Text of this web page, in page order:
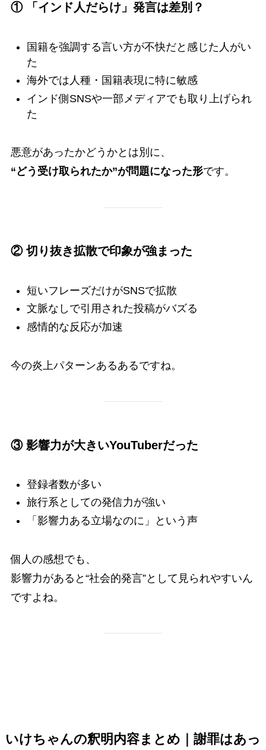
① 「インド人だらけ」発言は差別？
国籍を強調する言い方が不快だと感じた人がい
た
海外では人種・国籍表現に特に敏感
インド側SNSや一部メディアでも取り上げられ
た
悪意があったかどうかとは別に、
“どう受け取られたか”が問題になった形です。
② 切り抜き拡散で印象が強まった
短いフレーズだけがSNSで拡散
文脈なしで引用された投稿がバズる
感情的な反応が加速
今の炎上パターンあるあるですね。
③ 影響力が大きいYouTuberだった
登録者数が多い
旅行系としての発信力が強い
「影響力ある立場なのに」という声
個人の感想でも、
影響力があると“社会的発言”として見られやすいん
ですよね。
いけちゃんの釈明内容まとめ｜謝罪はあっ